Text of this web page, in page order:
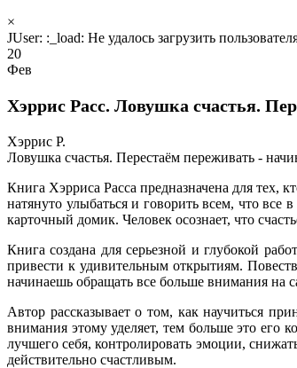
×
JUser: :_load: Не удалось загрузить
20
Фев
Хэррис Расс. Ловушка счастья.
Хэррис Р.
Ловушка счастья. Перестаём переживать -
Книга Хэрриса Расса предназначена для тех,
натянуто улыбаться и говорить всем, что все
карточный домик. Человек осознает, что
Книга создана для серьезной и глубокой
привести к удивительным открытиям.
начинаешь обращать все больше внимания на
Автор рассказывает о том, как научиться
внимания этому уделяет, тем больше это его
лучшего себя, контролировать эмоции,
действительно счастливым.